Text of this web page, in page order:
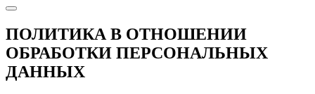
ПОЛИТИКА В ОТНОШЕНИИ
ОБРАБОТКИ ПЕРСОНАЛЬНЫХ
ДАННЫХ